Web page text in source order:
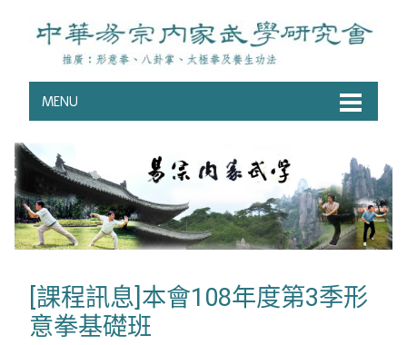
MENU
[課程訊息]本會108年度第3季形
意拳基礎班